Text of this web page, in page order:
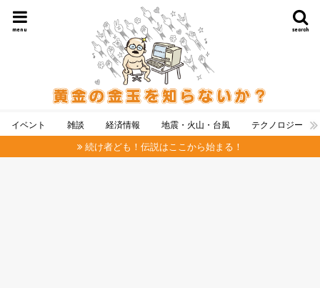
search
menu
イベント 雑談 経済情報 地震・火山・台風 テクノロジー
続け者ども！伝説はここから始まる！